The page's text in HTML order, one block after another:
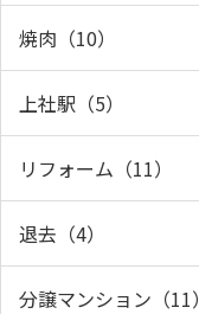
焼肉（10）
上社駅（5）
リフォーム（11）
退去（4）
分譲マンション（11）